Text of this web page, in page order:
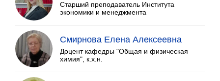
Старший преподаватель Института
экономики и менеджмента
Смирнова Елена Алексеевна
Доцент кафедры "Общая и физическая
химия", к.х.н.